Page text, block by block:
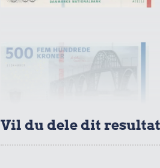
1 kg sukker
Røget
Vil du dele dit